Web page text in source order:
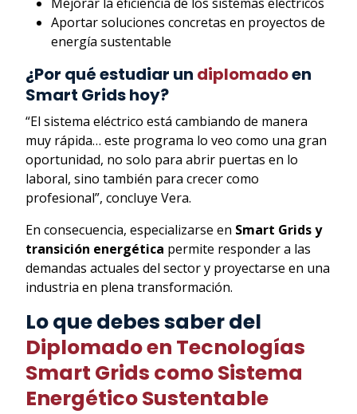
Aportar soluciones concretas en proyectos de
energía sustentable
¿Por qué estudiar un diplomadoen
Smart Grids hoy?
“El sistema eléctrico está cambiando de manera
muy rápida… este programa lo veo como una gran
oportunidad, no solo para abrir puertas en lo
laboral, sino también para crecer como
profesional”, concluye Vera.
En consecuencia, especializarse en Smart Grids y
transición energética permite responder a las
demandas actuales del sector y proyectarse en una
industria en plena transformación.
Lo que debes saber del
Diplomado en Tecnologías
Smart Grids como Sistema
Energético Sustentable